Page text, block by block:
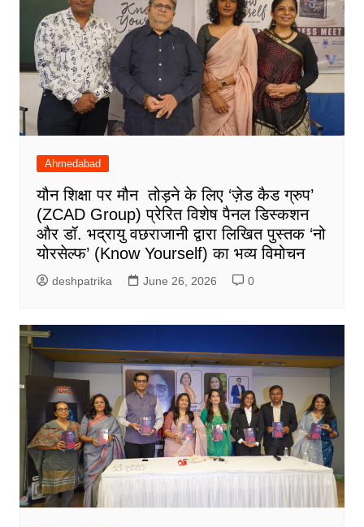
Ahmedabad
यौन शिक्षा पर मौन तोड़ने के लिए ‘ज़ेड कैड ग्रुप’
(ZCAD Group) प्रेरित विशेष पैनल डिस्कशन
और डॉ. भद्रायु वछराजानी द्वारा लिखित पुस्तक ‘नो
योरसेल्फ’ (Know Yourself) का भव्य विमोचन
deshpatrika June 26, 2026 0